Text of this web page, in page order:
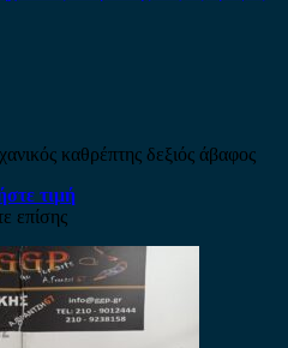
καθρέπτης δεξιός άβαφος
τιμή
επίσης